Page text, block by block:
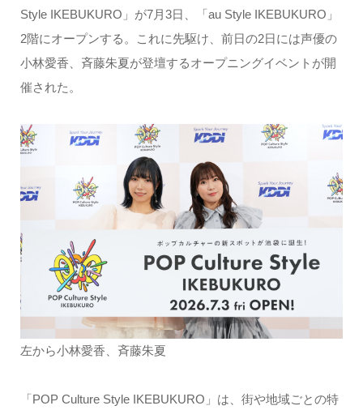
Style IKEBUKURO」が7月3日、「au Style IKEBUKURO」
2階にオープンする。これに先駆け、前日の2日には声優の
小林愛香、斉藤朱夏が登壇するオープニングイベントが開
催された。
左から小林愛香、斉藤朱夏
「POP Culture Style IKEBUKURO」は、街や地域ごとの特